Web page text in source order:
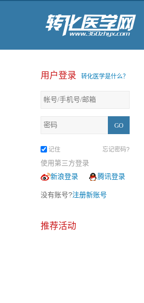
用户登录 转化医学是什么？
记住 忘记密码?
使用第三方登录
新浪登录
腾讯登录
没有账号?注册新账号
推荐活动